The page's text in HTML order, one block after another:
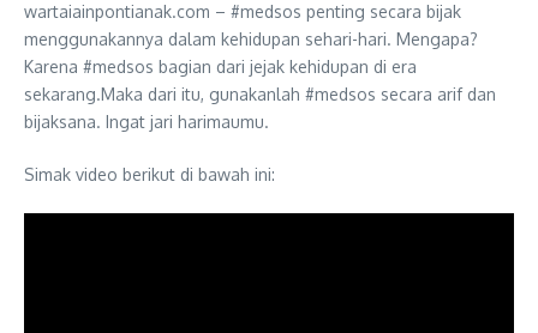
wartaiainpontianak.com – #medsos penting secara bijak
menggunakannya dalam kehidupan sehari-hari. Mengapa?
Karena #medsos bagian dari jejak kehidupan di era
sekarang.Maka dari itu, gunakanlah #medsos secara arif dan
bijaksana. Ingat jari harimaumu.
Simak video berikut di bawah ini: